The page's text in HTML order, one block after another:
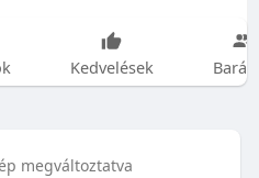
Kedvelések
megváltoztatva